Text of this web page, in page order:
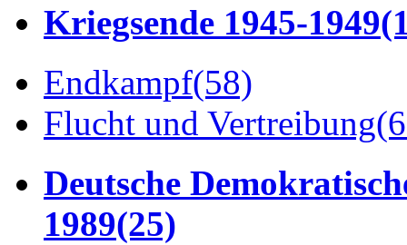
Kriegsende 1945-1949
Endkampf(58)
Flucht und Vertreibung
Deutsche
1989(25)